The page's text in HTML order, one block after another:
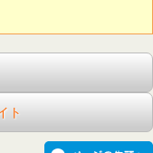
ト